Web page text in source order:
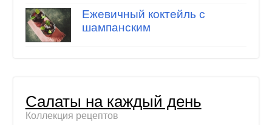
Ежевичный коктейль с
шампанским
Салаты на каждый день
Коллекция рецептов